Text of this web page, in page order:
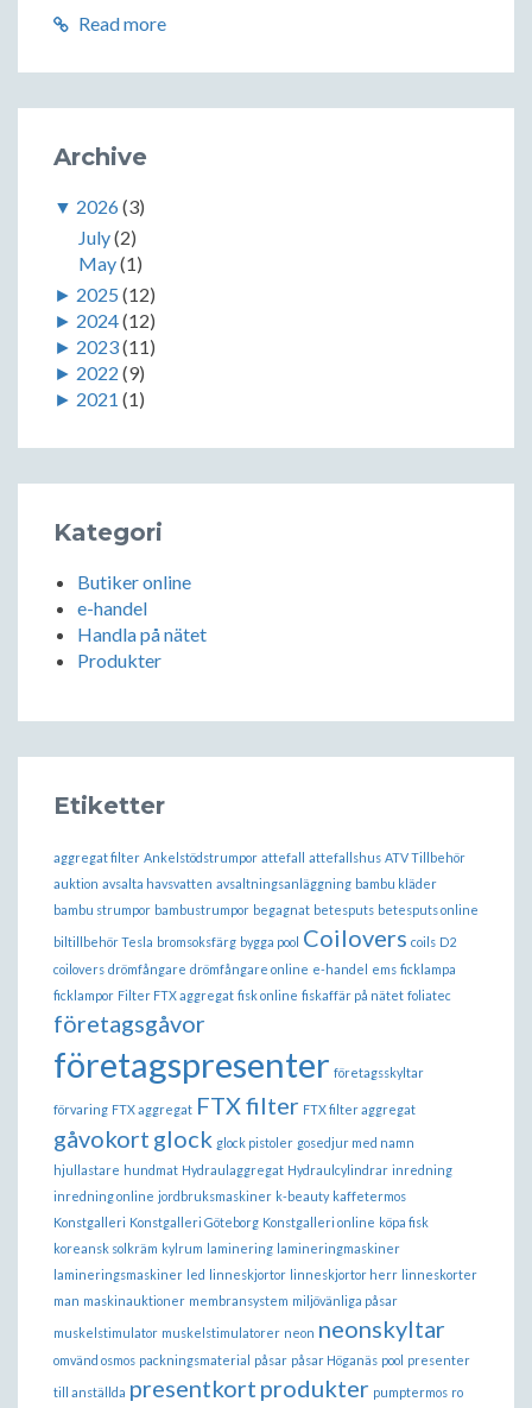
Read more
Archive
▼ 2026(3)
July(2)
May(1)
► 2025 (12)
► 2024(12)
► 2023(11)
► 2022 (9)
► 2021 (1)
Kategori
Butiker online
e-handel
Handla på nätet
Produkter
Etiketter
aggregat filter Ankelstödstrumpor attefall attefallshus ATV Tillbehör
auktion avsalta havsvatten avsaltningsanläggning bambu kläder
bambu strumpor bambustrumpor begagnat betesputs betesputs online
biltillbehör Tesla bromsoksfärg bygga pool Coilovers coils D2
coilovers drömfångare drömfångare online e-handel ems ficklampa
ficklampor Filter FTX aggregat fisk online fiskaffär på nätet foliatec
företagsgåvor
företagspresenter företagsskyltar
förvaring FTX aggregat FTX filter FTX filter aggregat
gåvokort glock glock pistoler gosedjur med namn
hjullastare hundmat Hydraulaggregat Hydraulcylindrar inredning
inredning online jordbruksmaskiner k-beauty kaffetermos
Konstgalleri Konstgalleri Göteborg Konstgalleri online köpa fisk
koreansk solkräm kylrum laminering lamineringmaskiner
lamineringsmaskiner led linneskjortor linneskjortor herr linneskorter
man maskinauktioner membransystem miljövänliga påsar
muskelstimulator muskelstimulatorer neon neonskyltar
omvänd osmos packningsmaterial påsar påsar Höganäs pool presenter
till anställda presentkort produkter pumptermos ro